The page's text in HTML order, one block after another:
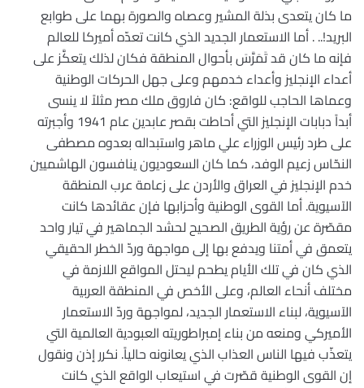
ما كان يتعدى بذلة المشير وعصاه والصورة بهما على طوابع
البريد!.. . أما الاستعمار الجديد الذي كانت تعدّه أميركا للعالم
فإنه ما كان قد تَمَرَّسَ بأحوال المنطقة فكان لذلك يتعكَّز على
أعداء الإنجليز وأعداء خدمهم وعلى جهل الحركات الوطنية
وعماها الحاجب للواقع: كان فاروق ملك مصر مثلاً لا ينسى
أبداً دبابات الإنجليز التي أحاطت بقصر عابدين عام 1941 وأجبرته
على طرد رئيس الوزراء علي ماهر واستبداله بعدوه مصطفى
النحّاس زعيم الوفد، كما كان السعوديون ينافسون الهاشميين
خدم الإنجليز في العراق والأردن على زعامة عرب المنطقة
الآسيوية. أما القوى الوطنية وأحزابها فإن عقائدها كانت
مقصّرة عن رؤية الطريق الصحيح لحشد الجماهير في تيار واحد
يتعمق في أمتنا ويدفع بها إلى مواجهة وردّ الخطر الحقيقي
الذي كان في تلك الأيام يطحم ليحتل المواقع اللازمة في
مختلف أنحاء العالم، وعلى الأخص في المنطقة العربية
الآسيوية، لبناء الاستعمار الجديد، لمواجهة وردّ الاستعمار
الأميركي ومنعه من بناء إمبراطوريته العبودية العالمية التي
يتعذّب فيها الناس العذاب الذي يعانونه حالياً. نكرر إذن ونقول
إن القوى الوطنية قصّرت في استيعاب الواقع الذي كانت